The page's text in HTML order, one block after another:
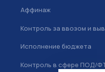
Аффинаж
Контроль за ввозом и
Исполнение бюджета
Контроль в сфере ПОД/